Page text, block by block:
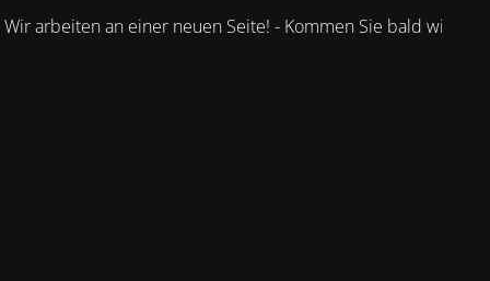
Wir arbeiten an einer neuen Seite! - Kommen Sie bald wieder.